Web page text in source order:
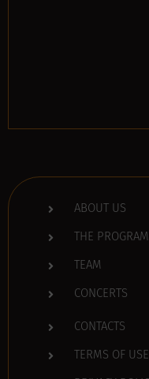
ABOUT US
THE PROGRAM
TEAM
CONCERTS
CONTACTS
TERMS OF USE